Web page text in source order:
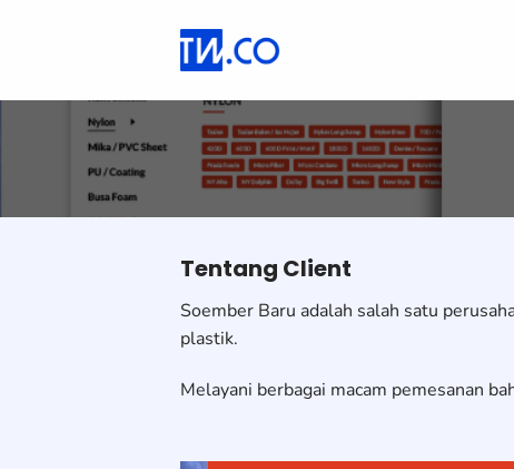
Tentang Client
Soember Baru adalah salah satu
plastik.
Melayani berbagai macam pemesanan